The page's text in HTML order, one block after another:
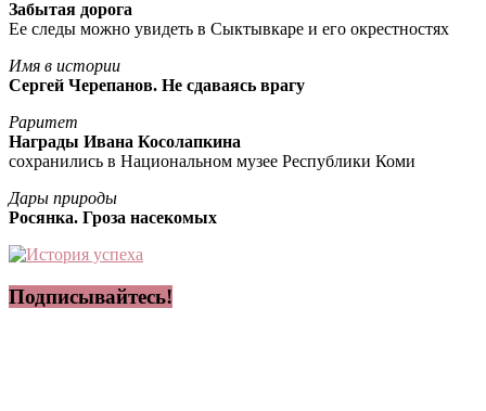
Забытая дорога
Ее следы можно увидеть в Сыктывкаре и его окрестностях
Имя в истории
Сергей Черепанов. Не сдаваясь врагу
Раритет
Награды Ивана Косолапкина
сохранились в Национальном музее Республики Коми
Дары природы
Росянка. Гроза насекомых
Подписывайтесь!